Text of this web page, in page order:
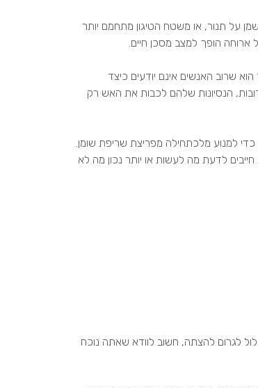
על תנור, או משטח הטיגון מתחמם יותר
ארוחה הופך למצב מסכן חיים.
שרוב האנשים אינם יודעים כיצד
הנסיונות שלהם לכבות את האש רק
למנוע מלכתחילה מפריצת שריפת שומן.
לדעת מה לעשות או יותר נכון מה לא
לגרום להצתה, חשוב לוודא שאתה נוכח